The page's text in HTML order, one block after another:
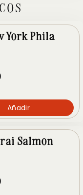
York Phila
Añadir
Salmon